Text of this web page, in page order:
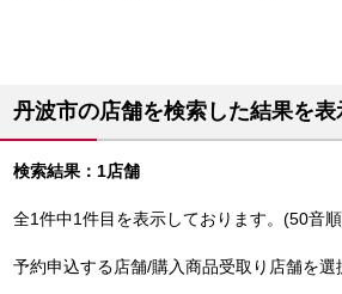
丹波市の店舗を検索した結果を
検索結果：1店舗
全1件中1件目を表示しております。(50音
予約申込する店舗/購入商品受取り店舗を選